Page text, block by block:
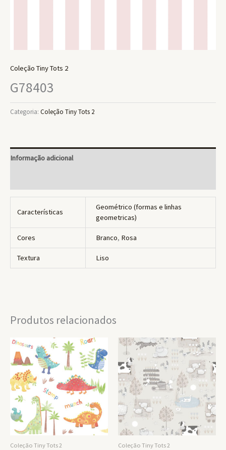
Coleção Tiny Tots 2
G78403
Categoria: Coleção Tiny Tots 2
Informação adicional
Características
Geométrico (formas e linhas
geometricas)
Cores Branco, Rosa
Textura Liso
Produtos relacionados
Coleção Tiny Tots 2 Coleção Tiny Tots 2